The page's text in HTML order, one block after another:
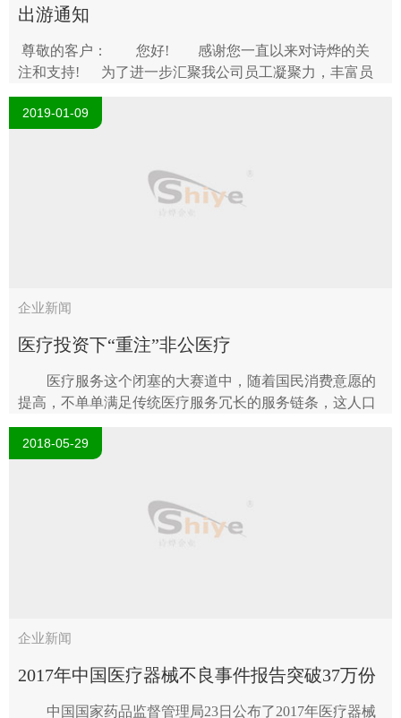
出游通知
尊敬的客户： 您好! 感谢您一直以来对诗烨的关
注和支持! 为了进一步汇聚我公司员工凝聚力，丰富员
工的业余生活，消除员工的精神疲劳，从而为带给广大客
户更优..
2019-01-09
企业新闻
医疗投资下“重注”非公医疗
医疗服务这个闭塞的大赛道中，随着国民消费意愿的
提高，不单单满足传统医疗服务冗长的服务链条，这人口
茂盛、就医需求极大的中国医疗市场，“服务”往往是被抛
之脑后，可具备消费能力的“新..
2018-05-29
企业新闻
2017年中国医疗器械不良事件报告突破37万份
中国国家药品监督管理局23日公布了2017年医疗器械